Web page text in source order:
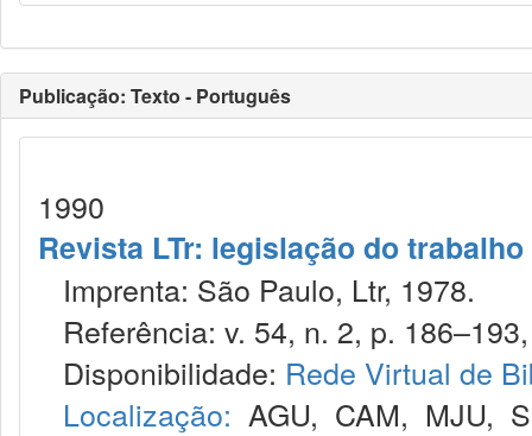
Publicação: Texto - Português
1990
Revista LTr: legislação do trabalho
Imprenta: São Paulo, Ltr, 1978.
Referência: v. 54, n. 2, p.
Disponibilidade: Rede Virtual de
Localização: AGU, CAM, MJU,